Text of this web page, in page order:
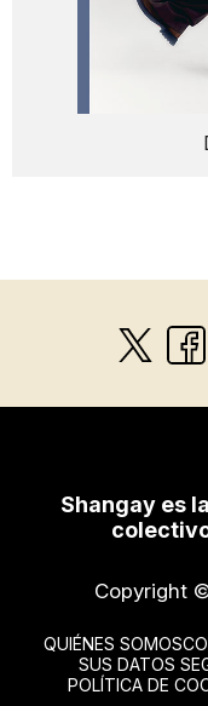
Shangay es
Copyright
QUIÉNES SOMOS
SUS DATOS
POLÍTICA DE